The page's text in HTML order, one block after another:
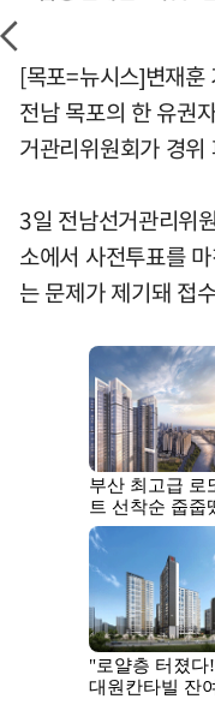
[목포=뉴시스]변재
전남 목포의 한 유권
거관리위원회가 경위
3일 전남선거관리위
소에서 사전투표를
는 문제가 제기돼 접